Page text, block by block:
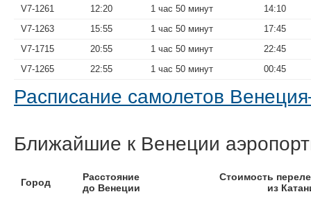
V7-1261
12:20 1 час 50 минут
14:10
V7-1263
15:55 1 час 50 минут
17:45
V7-1715
20:55 1 час 50 минут
22:45
V7-1265
22:55 1 час 50 минут 00:45
Расписание самолетов
Ближайшие к Венеции
Город
Расстояние
до Венеции
Стоимость
из